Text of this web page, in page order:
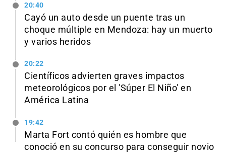
20:40
Cayó un auto desde un puente tras un
choque múltiple en Mendoza: hay un muerto
y varios heridos
20:22
Científicos advierten graves impactos
meteorológicos por el 'Súper El Niño' en
América Latina
19:42
Marta Fort contó quién es hombre que
conoció en su concurso para conseguir novio